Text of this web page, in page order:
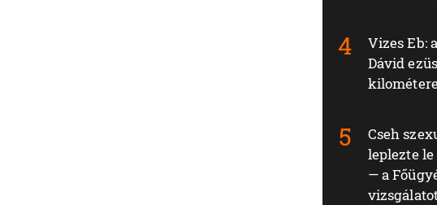
Vizes Eb:
Dávid
Cseh
leplezte
— a